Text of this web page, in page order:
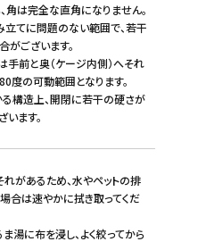
角は完全な直角になりません。
立てに問題のない範囲で、若干
がございます。
手前と奥（ケージ内側）へそれ
度の可動範囲となります。
構造上、開閉に若干の硬さが
ます。
があるため、水やペットの排
合は速やかに拭き取ってくだ
湯に布を浸し、よく絞ってから